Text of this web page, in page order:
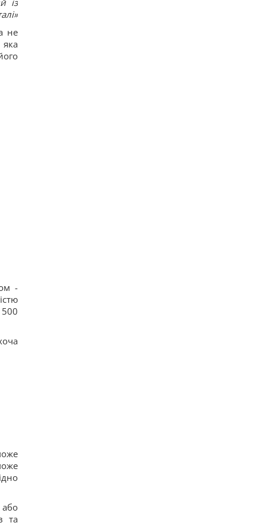
із
не
-
та